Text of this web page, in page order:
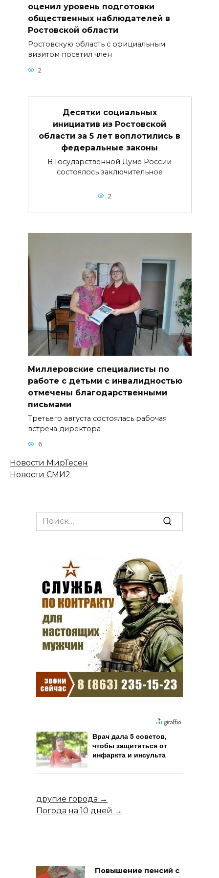
оценил уровень подготовки
общественных наблюдателей в
Ростовской области
Ростовскую область с официальным
визитом посетил член
2
Десятки социальных
инициатив из Ростовской
области за 5 лет воплотились в
федеральные законы
В Государственной Думе России
состоялось заключительное
2
Миллеровские специалисты по
работе с детьми с инвалидностью
отмечены благодарственными
письмами
Третьего августа состоялась рабочая
встреча директора
6
Новости МирТесен
Новости СМИ2
Search
for:
Врач дала 5 советов,
чтобы защититься от
инфаркта и инсульта
другие города →
Погода на 10 дней →
Повышение пенсий с